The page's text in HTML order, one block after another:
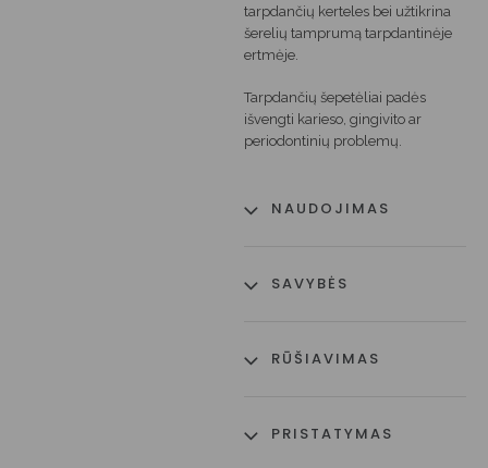
tarpdančių kerteles bei užtikrina
šerelių tamprumą tarpdantinėje
ertmėje.
Tarpdančių šepetėliai padės
išvengti karieso, gingivito ar
periodontinių problemų.
NAUDOJIMAS
SAVYBĖS
RŪŠIAVIMAS
PRISTATYMAS